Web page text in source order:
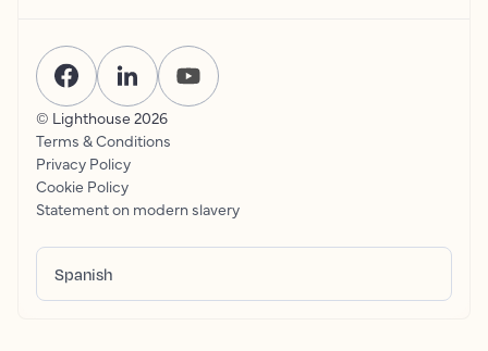
© Lighthouse 2026
Terms & Conditions
Privacy Policy
Cookie Policy
Statement on modern slavery
Spanish